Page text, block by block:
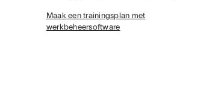
Maak een trainingsplan met
werkbeheersoftware